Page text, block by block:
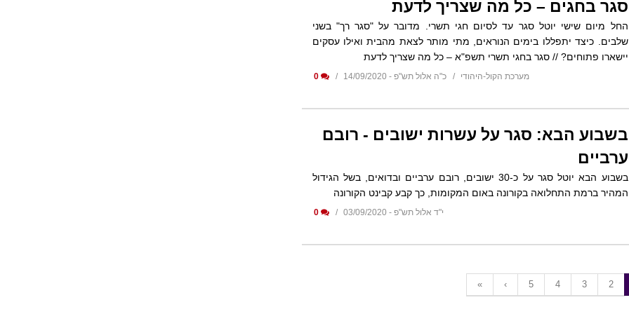
סגר בחגים – כל מה שצריך לדעת
החל מיום שישי יוטל סגר עד לסיום חגי תשרי. מדובר על "סגר רך" בשני
שלבים. כיצד יתפללו בימים הנוראים, מתי מותר לצאת מהבית ואילו עסקים
יישארו פתוחים? // סגר בחגי תשרי תשפ"א – כל מה שצריך לדעת
מערכת הקול-היהודי כ"ה אלול תש"פ - 14/09/2020 0
בשבוע הבא: סגר על עשרות ישובים - רובם
ערביים
בשבוע הבא יוטל סגר על כ-30 ישובים, רובם ערביים ובדואים, בשל הגידול
המהיר ברמת התחלואה בקורונה באום המקומות, כך קבע קבינט הקורונה
י"ד אלול תש"פ - 03/09/2020 0
2
3
4
5
‹
«